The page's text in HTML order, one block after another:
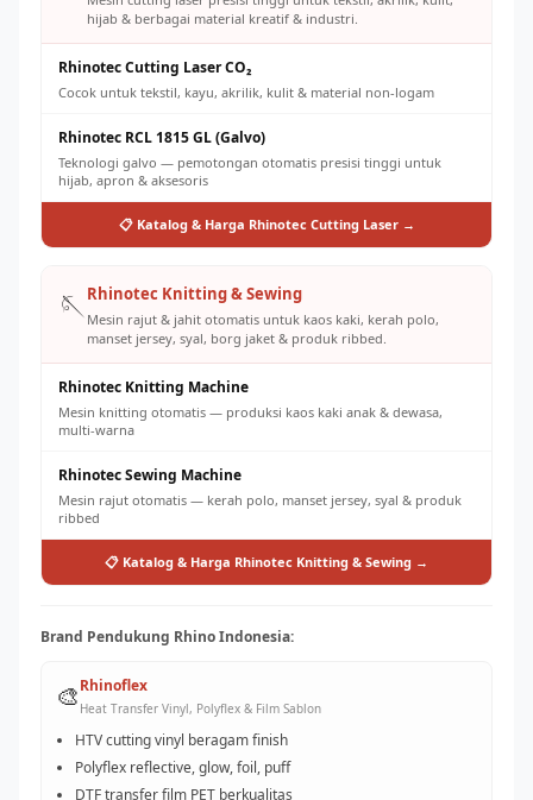
hijab & berbagai material kreatif & industri.
Rhinotec Cutting Laser CO₂
Cocok untuk tekstil, kayu, akrilik, kulit & material non-logam
Rhinotec RCL 1815 GL (Galvo)
Teknologi galvo — pemotongan otomatis presisi tinggi untuk
hijab, apron & aksesoris
📋 Katalog & Harga Rhinotec Cutting Laser →
🪡Rhinotec Knitting & Sewing
Mesin rajut & jahit otomatis untuk kaos kaki, kerah polo,
manset jersey, syal, borg jaket & produk ribbed.
Rhinotec Knitting Machine
Mesin knitting otomatis — produksi kaos kaki anak & dewasa,
multi-warna
Rhinotec Sewing Machine
Mesin rajut otomatis — kerah polo, manset jersey, syal & produk
ribbed
📋 Katalog & Harga Rhinotec Knitting & Sewing →
Brand Pendukung Rhino Indonesia:
🎨Rhinoflex
Heat Transfer Vinyl, Polyflex & Film Sablon
HTV cutting vinyl beragam finish
Polyflex reflective, glow, foil, puff
DTF transfer film PET berkualitas